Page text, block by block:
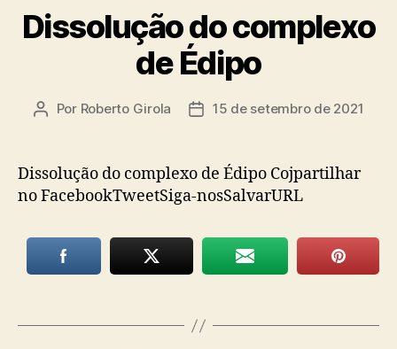
Dissolução do complexo
de Édipo
Autor
Por Roberto Girola
Data15 de setembro de 2021
Dissolução do complexo de Édipo Cojpartilhar
no FacebookTweetSiga-nosSalvarURL